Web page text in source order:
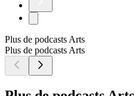
Plus de podcasts Arts
Plus de podcasts Arts